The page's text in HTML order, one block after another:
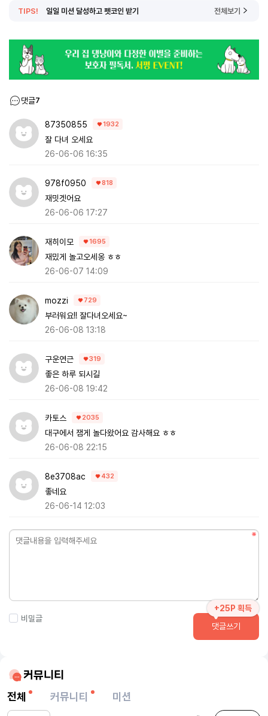
TIPS! 일일 미션 달성하고 펫코인 받기 전체보기
댓글7
87350855 1932
잘 다녀 오세요
26-06-06 16:35
978f0950 818
재밋겟어요
26-06-06 17:27
재히이모 1695
재밌게 놀고오세옹 ㅎㅎ
26-06-07 14:09
mozzi 729
부러워요!! 잘다녀오세요~
26-06-08 13:18
구운연근 319
좋은 하루 되시길
26-06-08 19:42
카토스 2035
대구에서 잼게 놀다왔어요 감사해요 ㅎㅎ
26-06-08 22:15
8e3708ac 432
좋네요
26-06-14 12:03
비밀글
+25P 획득
댓글쓰기
커뮤니티
전체
커뮤니티 미션